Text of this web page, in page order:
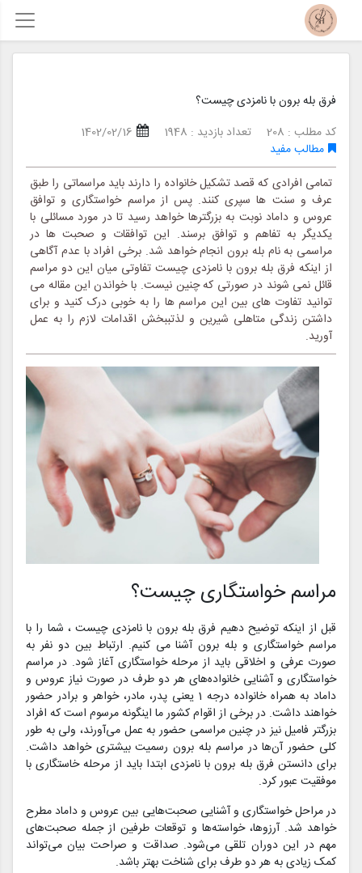
فرق بله برون با نامزدی چیست؟
کد مطلب : 208
تعداد بازدید : 1948
1402/02/16
مطالب مفید
تمامی افرادی که قصد تشکیل خانواده را دارند باید مراسماتی را طبق
عرف و سنت ها سپری کنند. پس از مراسم خواستگاری و توافق
عروس و داماد نوبت به بزرگترها خواهد رسید تا در مورد مسائلی با
یکدیگر به تفاهم و توافق برسند. این توافقات و صحبت ها در
مراسمی به نام بله برون انجام خواهد شد. برخی افراد با عدم آگاهی
از اینکه فرق بله برون با نامزدی چیست تفاوتی میان این دو مراسم
قائل نمی شوند در صورتی که چنین نیست. با خواندن این مقاله می
توانید تفاوت های بین این مراسم ها را به خوبی درک کنید و برای
داشتن زندگی متاهلی شیرین و لذتببخش اقدامات لازم را به عمل
آورید.
مراسم خواستگاری چیست؟
قبل از اینکه توضیح دهیم فرق بله برون با نامزدی چیست ، شما را با
مراسم خواستگاری و بله برون آشنا می کنیم. ارتباط بین دو نفر به
صورت عرفی و اخلاقی باید از مرحله خواستگاری آغاز شود. در مراسم
خواستگاری و آشنایی خانواده‌های هر دو طرف در صورت نیاز عروس و
داماد به همراه خانواده درجه 1 یعنی پدر، مادر، خواهر و برادر حضور
خواهند داشت. در برخی از اقوام کشور ما اینگونه مرسوم است که افراد
بزرگتر فامیل نیز در چنین مراسمی حضور به عمل می‌آورند، ولی به طور
کلی حضور آن‌ها در مراسم بله برون رسمیت بیشتری خواهد داشت.
برای دانستن فرق بله برون با نامزدی ابتدا باید از مرحله خاستگاری با
موفقیت عبور کرد.
در مراحل خواستگاری و آشنایی صحبت‌هایی بین عروس و داماد مطرح
خواهد شد. آرزوها، خواسته‌ها و توقعات طرفین از جمله صحبت‌های
مهم در این دوران تلقی می‌شود. صداقت و صراحت بیان می‌تواند
کمک زیادی به هر دو طرف برای شناخت بهتر باشد.